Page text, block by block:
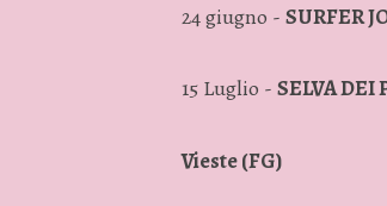
24 giugno - SURFER
15 Luglio - SELVA DEI
Vieste (FG)